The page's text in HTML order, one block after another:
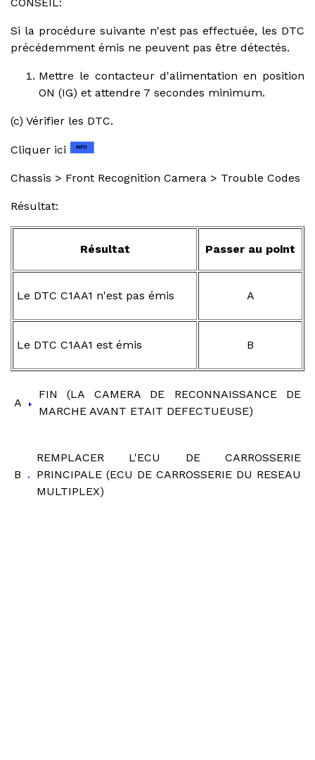
Si la procédure suivante n'est pas effectuée, les DTC
précédemment émis ne peuvent pas être détectés.
Mettre le contacteur d'alimentation en position
ON (IG) et attendre 7 secondes minimum.
(c) Vérifier les DTC.
Cliquer ici
Chassis > Front Recognition Camera > Trouble Codes
Résultat:
Résultat Passer au point
Le DTC C1AA1 n'est pas émis A
Le DTC C1AA1 est émis B
A
FIN (LA CAMERA DE RECONNAISSANCE DE
MARCHE AVANT ETAIT DEFECTUEUSE)
B
REMPLACER L'ECU DE CARROSSERIE
PRINCIPALE (ECU DE CARROSSERIE DU RESEAU
MULTIPLEX)